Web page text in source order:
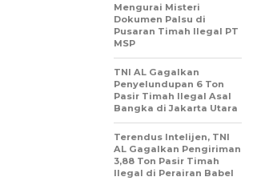
Mengurai Misteri
Dokumen Palsu di
Pusaran Timah Ilegal PT
MSP
TNI AL Gagalkan
Penyelundupan 6 Ton
Pasir Timah Ilegal Asal
Bangka di Jakarta Utara
Terendus Intelijen, TNI
AL Gagalkan Pengiriman
3,88 Ton Pasir Timah
Ilegal di Perairan Babel